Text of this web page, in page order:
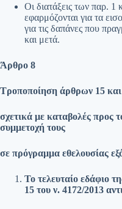
Οι διατάξεις των παρ. 1
εφαρμόζονται για τα
για τις δαπάνες που
και μετά.
Άρθρο 8
Τροποποίηση άρθρων 15
σχετικά με καταβολές προς
συμμετοχή τους
σε πρόγραμμα εθελουσίας
Το τελευταίο εδάφιο
15 του ν. 4172/2013